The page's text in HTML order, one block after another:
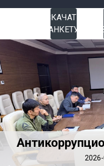
СКАЧАТЬ
АНКЕТУ